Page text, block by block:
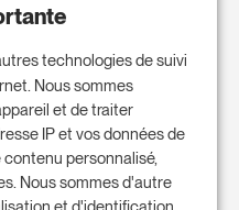
de
technologies de suivi
Nous sommes
et de traiter
IP et vos données de
personnalisé,
Nous sommes d'autre